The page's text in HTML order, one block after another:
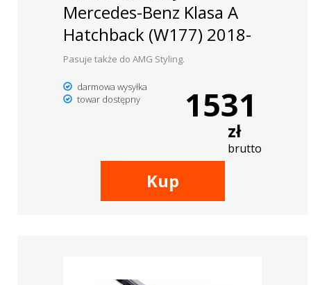
Mercedes-Benz Klasa A
Hatchback (W177) 2018-
Pasuje także do AMG Styling.
darmowa wysyłka
towar dostępny
1531
zł
brutto
Kup